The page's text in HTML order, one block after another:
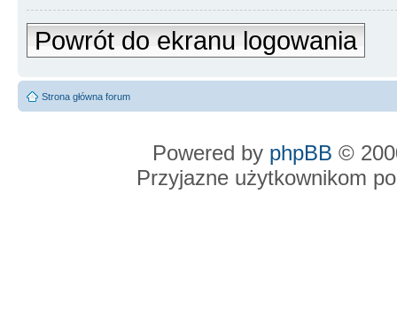
Powrót do ekranu logowania
Strona główna forum
Powered by phpBB ©
Przyjazne użytkownikom